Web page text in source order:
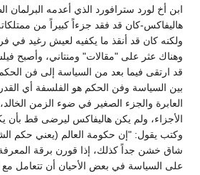
ابن أخ لورد سترافورد الذي أعدمه البرلمان
هاليفاكس-كان قد فقد جزءاً كبيراً من
ولكنه كان قد أنقذ ما يكفيه لعيش رغيد في
وهناك عثر على "مقالات" ومنتاني، وأصبح
قد ارتقى فيما بعد من السياسة إلى فن
بين السياسة وفن الحكم هو الفلسفة أي
العابرة والجزء الصغير في ضوء الزمن
الأجزاء، ولم يكن هاليفاكس ليرضى قط بأن
وكتب يقول: "إن حكومة العالم (يعني حكم
على السياسة في بعض الأحيان أن تتعامل مع